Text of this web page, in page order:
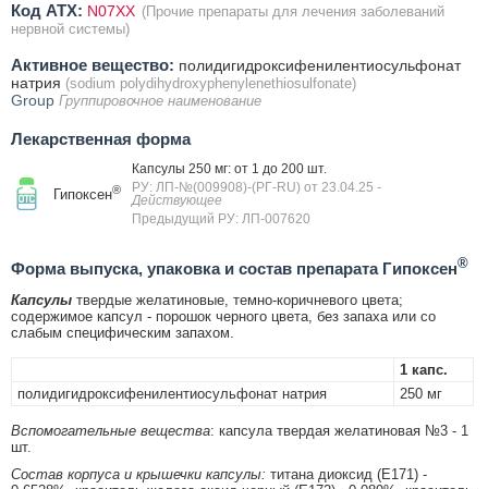
Код ATX: N07XX (Прочие препараты для лечения заболеваний
нервной системы)
Активное вещество: полидигидроксифенилентиосульфонат
натрия (sodium polydihydroxyphenylenethiosulfonate)
Group Группировочное наименование
Лекарственная форма
Гипоксен®
Капсулы 250 мг: от 1 до 200 шт.
РУ: ЛП-№(009908)-(РГ-RU) от 23.04.25 -
Действующее
Предыдущий РУ: ЛП-007620
Форма выпуска, упаковка и состав препарата Гипоксен®
Капсулы твердые желатиновые, темно-коричневого цвета;
содержимое капсул - порошок черного цвета, без запаха или со
слабым специфическим запахом.
1 капс.
полидигидроксифенилентиосульфонат натрия
250 мг
Вспомогательные вещества: капсула твердая желатиновая №3 - 1
шт.
Состав корпуса и крышечки капсулы: титана диоксид (Е171) -